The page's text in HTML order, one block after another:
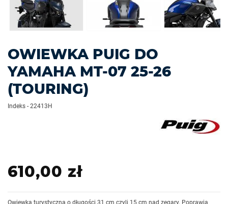
OWIEWKA PUIG DO
YAMAHA MT-07 25-26
(TOURING)
Indeks - 22413H
610,00 zł
Owiewka turystyczna o długości 31 cm czyli 15 cm nad zegary. Poprawia